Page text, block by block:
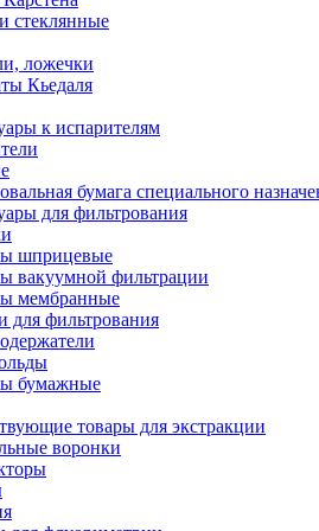
стеклянные
ложечки
Кьедаля
к испарителям
бумага специального
для фильтрования
шприцевые
вакуумной фильтрации
мембранные
для фильтрования
бумажные
товары для экстракции
воронки